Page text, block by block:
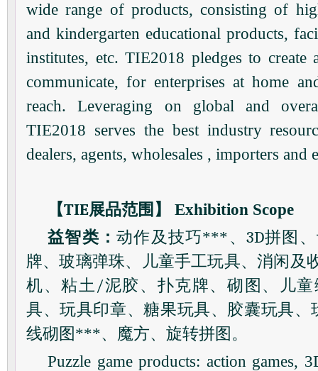
wide range of products, consisting of
and kindergarten educational products,
institutes, etc. TIE2018 pledges to
communicate, for enterprises at home
reach. Leveraging on global and
TIE2018 serves the best industry
dealers, agents, wholesales , importers and
【TIE展品范围】
Exhibition Scope
益智类： 动作及技巧***、 3D拼图
牌、玻璃弹珠、儿童手工玩具、消闲及
机、粘土 /泥胶、扑克牌、砌图、儿
具、玩具印章、糖果玩具、胶囊玩具
线砌图***、魔方、旋转拼图。
Puzzle game products: action games,